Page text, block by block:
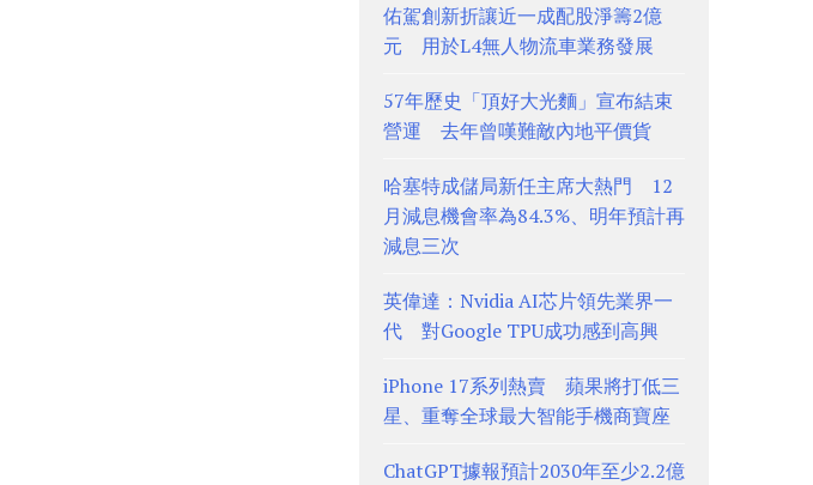
佑駕創新折讓近一成配股淨籌2億
元 用於L4無人物流車業務發展
57年歷史「頂好大光麵」宣布結束
營運 去年曾嘆難敵內地平價貨
哈塞特成儲局新任主席大熱門 12
月減息機會率為84.3%、明年預計再
減息三次
英偉達：Nvidia AI芯片領先業界一
代 對Google TPU成功感到高興
iPhone 17系列熱賣 蘋果將打低三
星、重奪全球最大智能手機商寶座
ChatGPT據報預計2030年至少2.2億